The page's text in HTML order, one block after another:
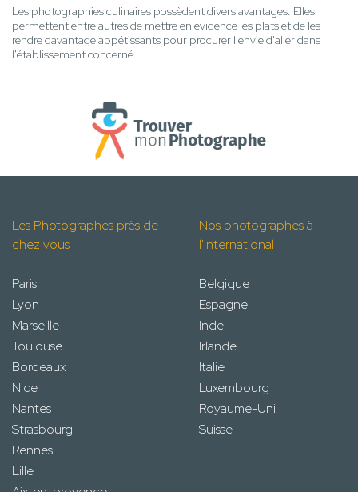
Les photographies culinaires possèdent divers avantages. Elles
permettent entre autres de mettre en évidence les plats et de les
rendre davantage appétissants pour procurer l'envie d'aller dans
l'établissement concerné.
Les Photographes près de
chez vous
Paris
Lyon
Marseille
Toulouse
Bordeaux
Nice
Nantes
Strasbourg
Rennes
Lille
Nos photographes à
l'international
Belgique
Espagne
Inde
Irlande
Italie
Luxembourg
Royaume-Uni
Suisse